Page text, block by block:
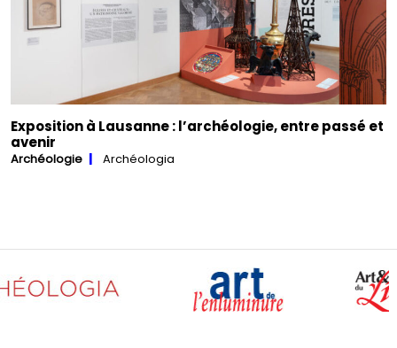
Exposition à Lausanne : l’archéologie, entre passé et
avenir
Archéologie Archéologia